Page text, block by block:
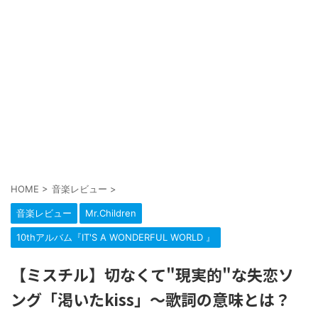
HOME > 音楽レビュー >
音楽レビュー Mr.Children
10thアルバム『IT'S A WONDERFUL WORLD 』
【ミスチル】切なくて"現実的"な失恋ソ
ング「渇いたkiss」～歌詞の意味とは？